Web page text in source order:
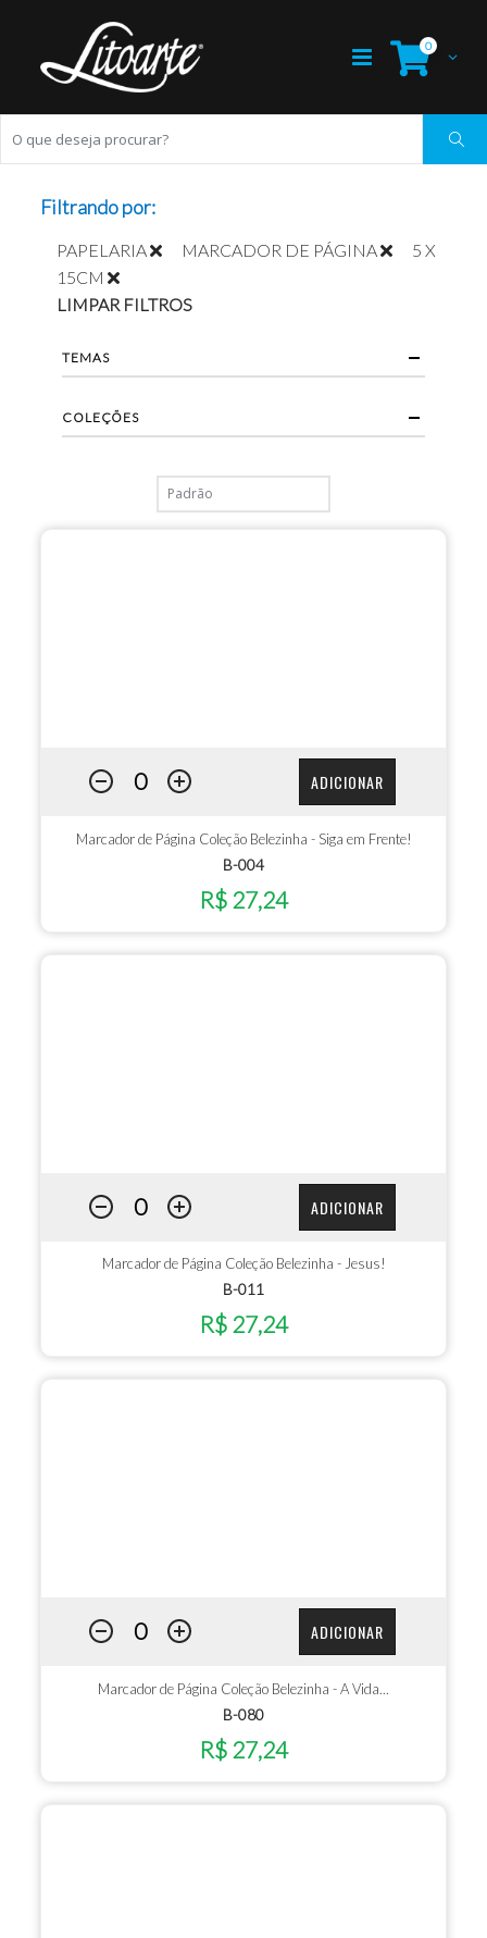
0
ADICIONAR
Marcador de Página Coleção Belezinha - Siga em Frente!
B-004
R$ 27,24
ADICIONAR
Marcador de Página Coleção Belezinha - Jesus!
B-011
R$ 27,24
ADICIONAR
Marcador de Página Coleção Belezinha - A Vida...
B-080
R$ 27,24
Filtrando por:
PAPELARIA MARCADOR DE PÁGINA
5 X
15CM
LIMPAR FILTROS
TEMAS
COLEÇÕES